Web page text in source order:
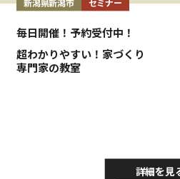
新潟県新潟市 セミナー
毎日開催！予約受付中！
超わかりやすい！家づくり
専門家の教室
詳細を見